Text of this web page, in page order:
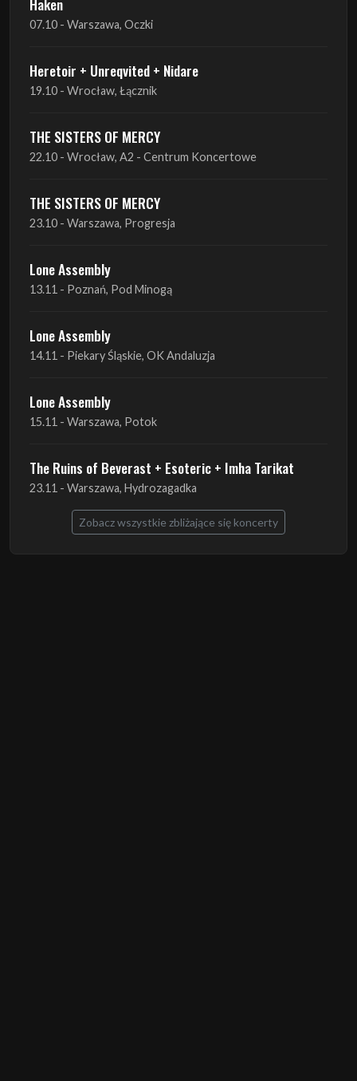
Haken
07.10 - Warszawa, Oczki
Heretoir + Unreqvited + Nidare
19.10 - Wrocław, Łącznik
THE SISTERS OF MERCY
22.10 - Wrocław, A2 - Centrum Koncertowe
THE SISTERS OF MERCY
23.10 - Warszawa, Progresja
Lone Assembly
13.11 - Poznań, Pod Minogą
Lone Assembly
14.11 - Piekary Śląskie, OK Andaluzja
Lone Assembly
15.11 - Warszawa, Potok
The Ruins of Beverast + Esoteric + Imha Tarikat
23.11 - Warszawa, Hydrozagadka
Zobacz wszystkie zbliżające się koncerty